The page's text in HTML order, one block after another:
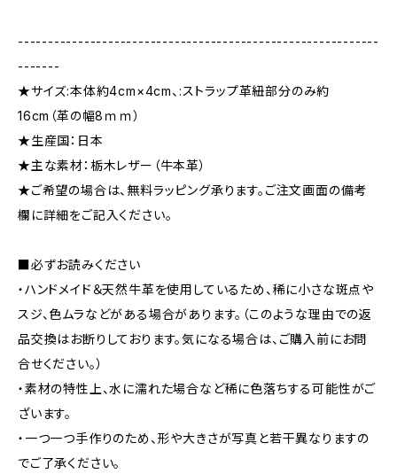
------------------------------------------------------------
-------
★サイズ:本体約4cm×4cm、:ストラップ革紐部分のみ約
16cm（革の幅8ｍｍ）
★生産国：日本
★主な素材：栃木レザー（牛本革）
★ご希望の場合は、無料ラッピング承ります。ご注文画面の備考
欄に詳細をご記入ください。
■必ずお読みください
・ハンドメイド＆天然牛革を使用しているため、稀に小さな斑点や
スジ、色ムラなどがある場合があります。（このような理由での返
品交換はお断りしております。気になる場合は、ご購入前にお問
合せください。）
・素材の特性上、水に濡れた場合など稀に色落ちする可能性がご
ざいます。
・一つ一つ手作りのため、形や大きさが写真と若干異なりますの
でご了承ください。